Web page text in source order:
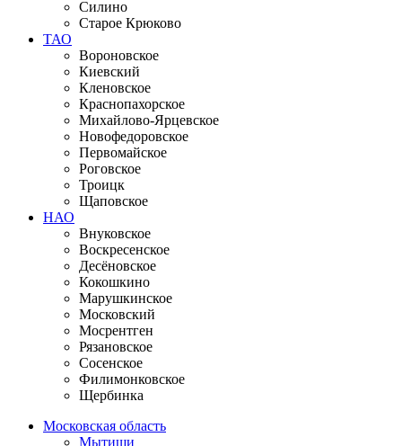
Силино
Старое Крюково
ТАО
Вороновское
Киевский
Кленовское
Краснопахорское
Михайлово-Ярцевское
Новофедоровское
Первомайское
Роговское
Троицк
Щаповское
НАО
Внуковское
Воскресенское
Десёновское
Кокошкино
Марушкинское
Московский
Мосрентген
Рязановское
Сосенское
Филимонковское
Щербинка
Московская область
Мытищи